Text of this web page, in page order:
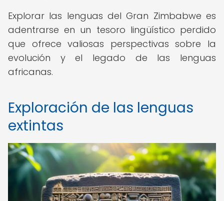
Explorar las lenguas del Gran Zimbabwe es
adentrarse en un tesoro lingüístico perdido
que ofrece valiosas perspectivas sobre la
evolución y el legado de las lenguas
africanas.
Exploración de las lenguas
extintas